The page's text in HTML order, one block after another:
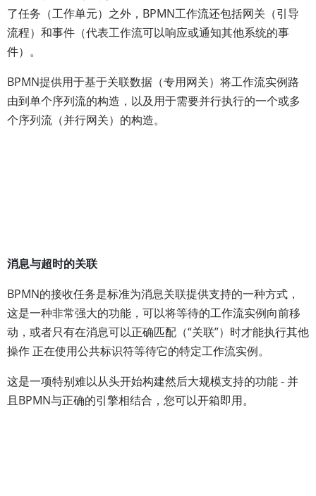
了任务（工作单元）之外，BPMN工作流还包括网关（引导
流程）和事件（代表工作流可以响应或通知其他系统的事
件）。
BPMN提供用于基于关联数据（专用网关）将工作流实例路
由到单个序列流的构造，以及用于需要并行执行的一个或多
个序列流（并行网关）的构造。
消息与超时的关联
BPMN的接收任务是标准为消息关联提供支持的一种方式，
这是一种非常强大的功能，可以将等待的工作流实例向前移
动，或者只有在消息可以正确匹配（“关联”）时才能执行其他
操作 正在使用公共标识符等待它的特定工作流实例。
这是一项特别难以从头开始构建然后大规模支持的功能 - 并
且BPMN与正确的引擎相结合，您可以开箱即用。